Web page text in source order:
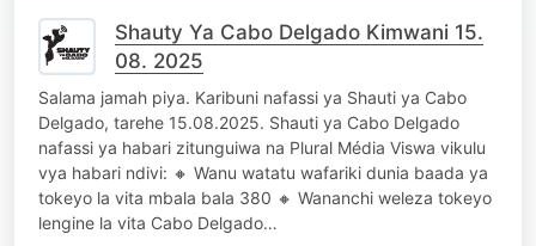
Shauty Ya Cabo Delgado Kimwani 15.
08. 2025
Salama jamah piya. Karibuni nafassi ya Shauti ya Cabo
Delgado, tarehe 15.08.2025. Shauti ya Cabo Delgado
nafassi ya habari zitunguiwa na Plural Média Viswa vikulu
vya habari ndivi: 🔸 Wanu watatu wafariki dunia baada ya
tokeyo la vita mbala bala 380 🔸 Wananchi weleza tokeyo
lengine la vita Cabo Delgado…